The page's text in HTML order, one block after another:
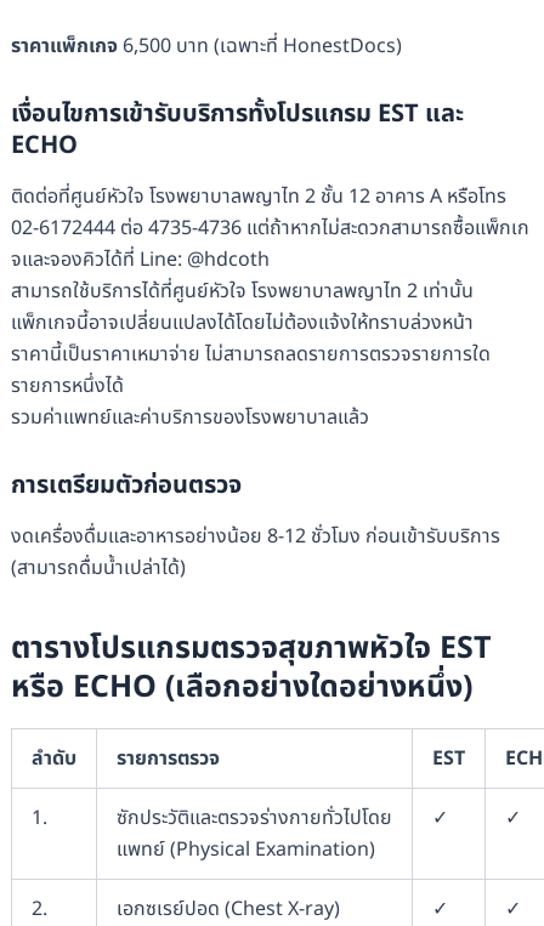
ราคาแพ็กเกจ6,500 บาท (เฉพาะที่ HonestDocs)
เงื่อนไขการเข้ารับบริการทั้งโปรแกรม EST และ
ECHO
ติดต่อที่ศูนย์หัวใจ โรงพยาบาลพญาไท 2 ชั้น 12 อาคาร A หรือโทร
02-6172444 ต่อ 4735-4736 แต่ถ้าหากไม่สะดวกสามารถซื้อแพ็กเก
จและจองคิวได้ที่ Line: @hdcoth
สามารถใช้บริการได้ที่ศูนย์หัวใจ โรงพยาบาลพญาไท 2 เท่านั้น
แพ็กเกจนี้อาจเปลี่ยนแปลงได้โดยไม่ต้องแจ้งให้ทราบล่วงหน้า
ราคานี้เป็นราคาเหมาจ่าย ไม่สามารถลดรายการตรวจรายการใด
รายการหนึ่งได้
รวมค่าแพทย์และค่าบริการของโรงพยาบาลแล้ว
การเตรียมตัวก่อนตรวจ
งดเครื่องดื่มและอาหารอย่างน้อย 8-12 ชั่วโมง ก่อนเข้ารับบริการ
(สามารถดื่มน้ำเปล่าได้)
ตารางโปรแกรมตรวจสุขภาพหัวใจ EST
หรือ ECHO (เลือกอย่างใดอย่างหนึ่ง)
ลำดับ รายการตรวจ EST
1.
ซักประวัติและตรวจร่างกายทั่วไปโดย
แพทย์ (Physical Examination)
✓ ✓
2. เอกซเรย์ปอด (Chest X-ray) ✓ ✓